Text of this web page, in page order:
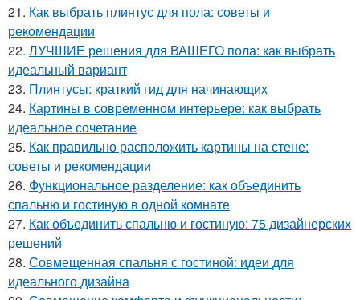
21. Как выбрать плинтус для пола: советы и
рекомендации
22. ЛУЧШИЕ решения для ВАШЕГО пола: как выбрать
идеальный вариант
23. Плинтусы: краткий гид для начинающих
24. Картины в современном интерьере: как выбрать
идеальное сочетание
25. Как правильно расположить картины на стене:
советы и рекомендации
26. Функциональное разделение: как объединить
спальню и гостиную в одной комнате
27. Как объединить спальню и гостиную: 75 дизайнерских
решений
28. Совмещенная спальня с гостиной: идеи для
идеального дизайна